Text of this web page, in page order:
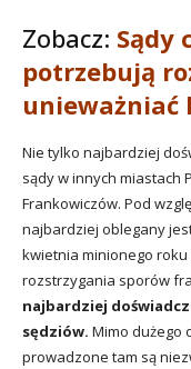
Zobacz: Sądy
potrzebują
Nie tylko najbardziej
sądy w innych miastach
Frankowiczów. Pod
najbardziej oblegany
kwietnia minionego roku
rozstrzygania sporów
najbardziej
sędziów. Mimo dużego
prowadzone tam są